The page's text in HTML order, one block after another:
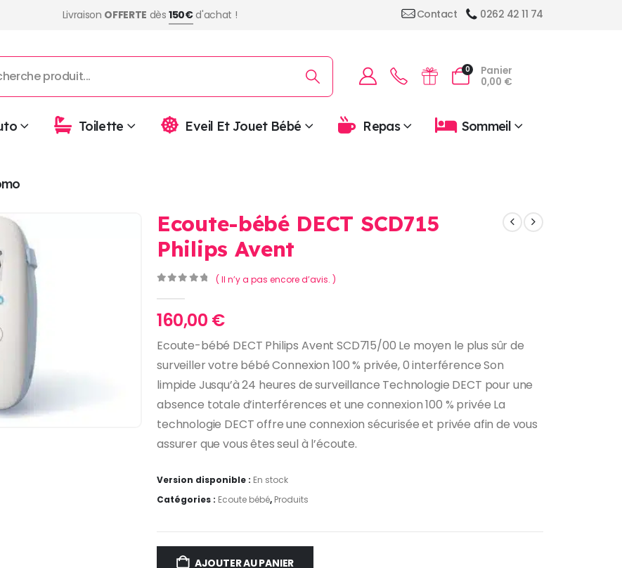
Livraison OFFERTE dès150€d'achat ! Contact 0262 42 11 74
0
Panier
0,00 €
Toilette Eveil Et Jouet Bébé Repas Sommeil
Ecoute-bébé DECT SCD715
Philips Avent
( Il n’y a pas encore d’avis. )
160,00 €
Ecoute-bébé DECT Philips Avent SCD715/00 Le moyen le plus sûr de
surveiller votre bébé Connexion 100 % privée, 0 interférence Son
limpide Jusqu’à 24 heures de surveillance Technologie DECT pour une
absence totale d’interférences et une connexion 100 % privée La
technologie DECT offre une connexion sécurisée et privée afin de vous
assurer que vous êtes seul à l’écoute.
Version disponible : En stock
Catégories : Ecoute bébé, Produits
AJOUTER AU PANIER